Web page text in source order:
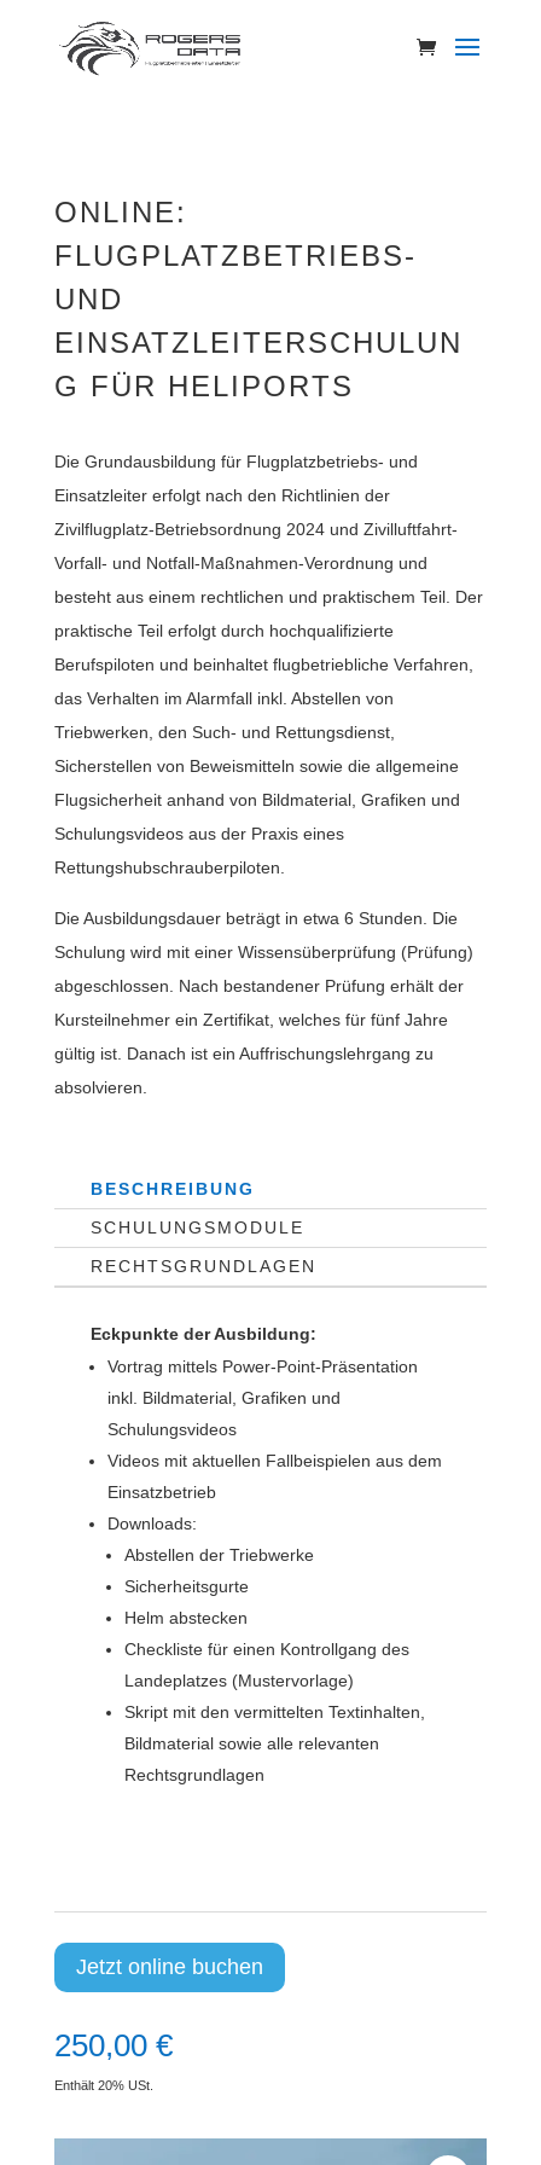
ONLINE:
FLUGPLATZBETRIEBS-
UND
EINSATZLEITERSCHULUN
G FÜR HELIPORTS
Die Grundausbildung für Flugplatzbetriebs- und
Einsatzleiter erfolgt nach den Richtlinien der
Zivilflugplatz-Betriebsordnung 2024 und Zivilluftfahrt-
Vorfall- und Notfall-Maßnahmen-Verordnung und
besteht aus einem rechtlichen und praktischem Teil. Der
praktische Teil erfolgt durch hochqualifizierte
Berufspiloten und beinhaltet flugbetriebliche Verfahren,
das Verhalten im Alarmfall inkl. Abstellen von
Triebwerken, den Such- und Rettungsdienst,
Sicherstellen von Beweismitteln sowie die allgemeine
Flugsicherheit anhand von Bildmaterial, Grafiken und
Schulungsvideos aus der Praxis eines
Rettungshubschrauberpiloten.
Die Ausbildungsdauer beträgt in etwa 6 Stunden. Die
Schulung wird mit einer Wissensüberprüfung (Prüfung)
abgeschlossen. Nach bestandener Prüfung erhält der
Kursteilnehmer ein Zertifikat, welches für fünf Jahre
gültig ist. Danach ist ein Auffrischungslehrgang zu
absolvieren.
BESCHREIBUNG
SCHULUNGSMODULE
RECHTSGRUNDLAGEN
Eckpunkte der Ausbildung:
Vortrag mittels Power-Point-Präsentation
inkl. Bildmaterial, Grafiken und
Schulungsvideos
Videos mit aktuellen Fallbeispielen aus dem
Einsatzbetrieb
Downloads:
Abstellen der Triebwerke
Sicherheitsgurte
Helm abstecken
Checkliste für einen Kontrollgang des
Landeplatzes (Mustervorlage)
Skript mit den vermittelten Textinhalten,
Bildmaterial sowie alle relevanten
Rechtsgrundlagen
Jetzt online buchen
A
250,00 €
Enthält 20% USt.